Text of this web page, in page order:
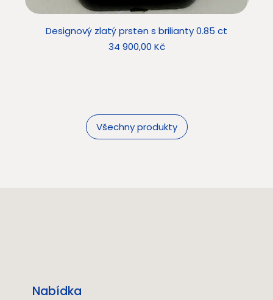
Všechny produkty
Designový zlatý prsten s brilianty 0.85 ct
Cena
34 900,00 Kč
Nabídka